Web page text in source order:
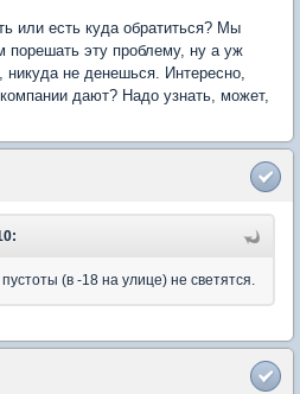
или есть куда обратиться? Мы
порешать эту проблему, ну а уж
никуда не денешься. Интересно,
дают? Надо узнать, может,
(в -18 на улице) не светятся.